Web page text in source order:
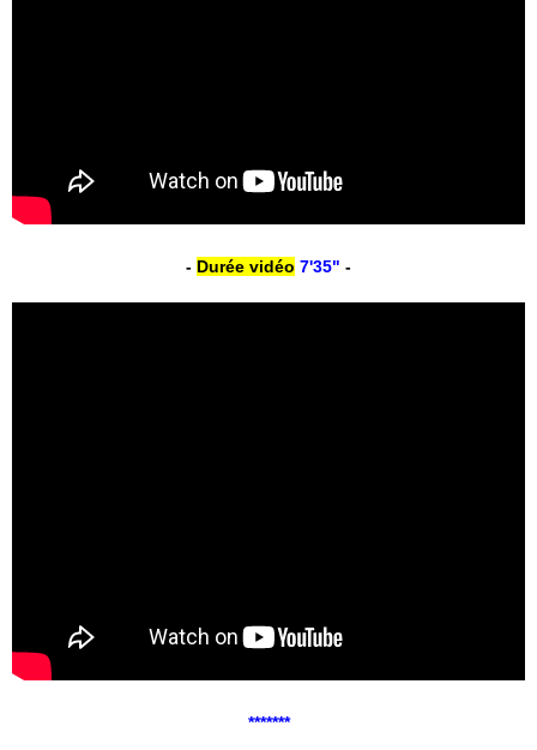
- Durée vidéo 7'35" -
*******